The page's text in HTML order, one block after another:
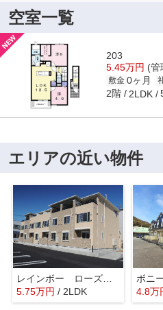
空室一覧
203
5.45万円 (管
敷金 0ヶ月
2階 2LDK
エリアの近い物件
レインボー ローズ Ⅰ
5.75万円 / 2LDK
ボニ
4.8万